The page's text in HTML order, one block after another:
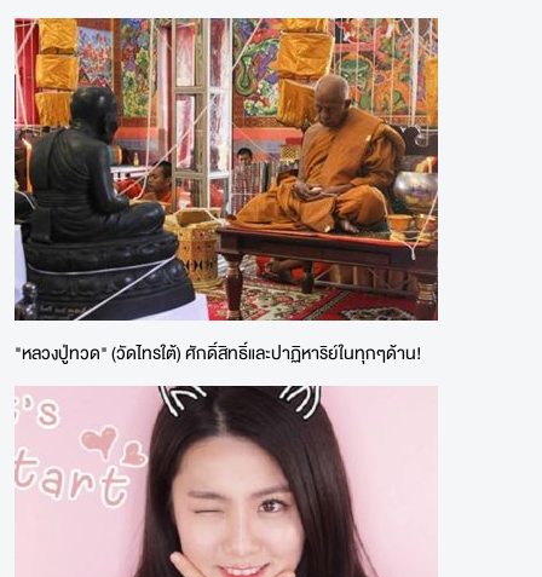
"หลวงปู่ทวด" (วัดไทรใต้) ศักดิ์สิทธิ์และปาฏิหาริย์ในทุกๆด้าน!